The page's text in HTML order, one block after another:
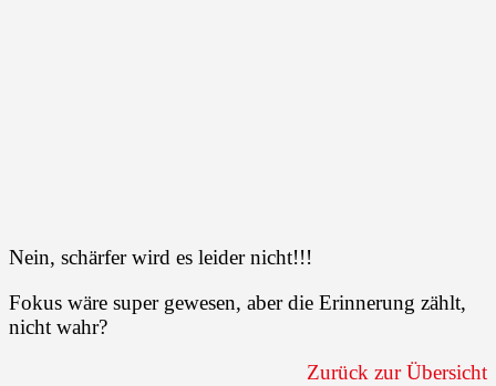
Nein, schärfer wird es leider nicht!!!
Fokus wäre super gewesen, aber die Erinnerung zählt,
nicht wahr?
Zurück zur Übersicht